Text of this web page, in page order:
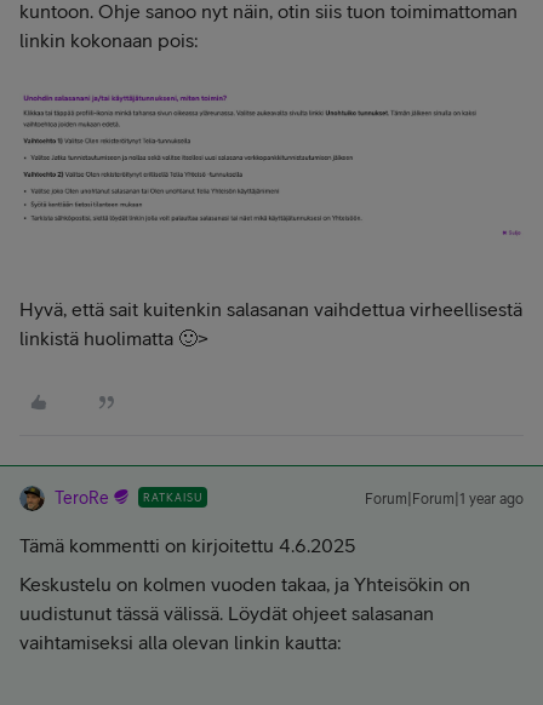
kuntoon. Ohje sanoo nyt näin, otin siis tuon toimimattoman
linkin kokonaan pois:
Hyvä, että sait kuitenkin salasanan vaihdettua virheellisestä
linkistä huolimatta 🙂>
TeroRe RATKAISU Forum|Forum|1 year ago
Tämä kommentti on kirjoitettu 4.6.2025
Keskustelu on kolmen vuoden takaa, ja Yhteisökin on
uudistunut tässä välissä. Löydät ohjeet salasanan
vaihtamiseksi alla olevan linkin kautta: